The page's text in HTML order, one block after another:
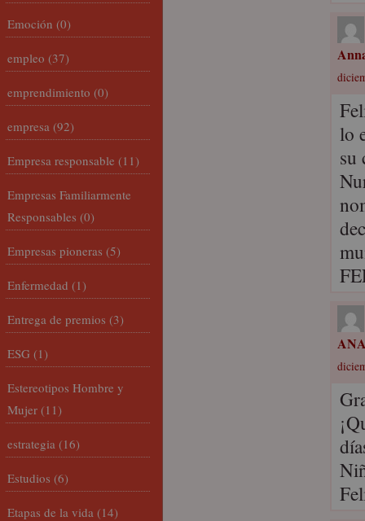
lo
su
Emoción (0)
empleo (37)
emprendimiento (0)
empresa (92)
Empresa responsable (11)
Empresas Familiarmente
Responsables (0)
Empresas pioneras (5)
Enfermedad (1)
Entrega de premios (3)
ESG (1)
Estereotipos Hombre y
Mujer (11)
estrategia (16)
Estudios (6)
Etapas de la vida (14)